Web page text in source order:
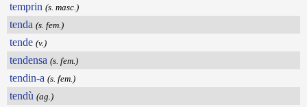
temprin (s. masc.)
tenda (s. fem.)
tende (v.)
tendensa (s. fem.)
tendin-a (s. fem.)
tendù (ag.)